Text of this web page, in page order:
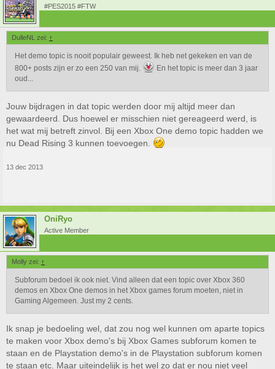
#PES2015 #FTW
DulleNL zei: ↑
Het demo topic is nooit populair geweest. Ik heb net gekeken en van de
800+ posts zijn er zo een 250 van mij.
En het topic is meer dan 3 jaar
oud...
Jouw bijdragen in dat topic werden door mij altijd meer dan
gewaardeerd. Dus hoewel er misschien niet gereageerd werd, is
het wat mij betreft zinvol. Bij een Xbox One demo topic hadden we
nu Dead Rising 3 kunnen toevoegen.
13 dec 2013
OniRyo
Active Member
Molly zei: ↑
Subforum bedoel ik ook niet. Vind alleen dat een topic over Xbox 360
demos en Xbox One demos in het Xbox games forum moeten, niet in
Gaming Algemeen. Just my 2 cents.
Ik snap je bedoeling wel, dat zou nog wel kunnen om aparte topics
te maken voor Xbox demo's bij Xbox Games subforum komen te
staan en de Playstation demo's in de Playstation subforum komen
te staan etc. Maar uiteindelijk is het wel zo dat er nou niet veel